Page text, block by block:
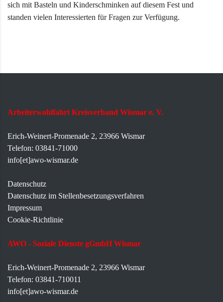
sich mit Basteln und Kinderschminken auf diesem Fest und
standen vielen Interessierten für Fragen zur Verfügung.
Arbeiterwohlfahrt Kreisverband Wismar e. V.
Erich-Weinert-Promenade 2, 23966 Wismar
Telefon: 03841-71000
info[et]awo-wismar.de
Datenschutz
Datenschutz im Stellenbesetzungsverfahren
Impressum
Cookie-Richtlinie
AWO - Soziale Dienste gGmbH Wismar
Erich-Weinert-Promenade 2, 23966 Wismar
Telefon: 03841-710011
info[et]awo-wismar.de